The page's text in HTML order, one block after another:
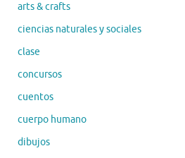
arts & crafts
ciencias naturales y sociales
clase
concursos
cuentos
cuerpo humano
dibujos